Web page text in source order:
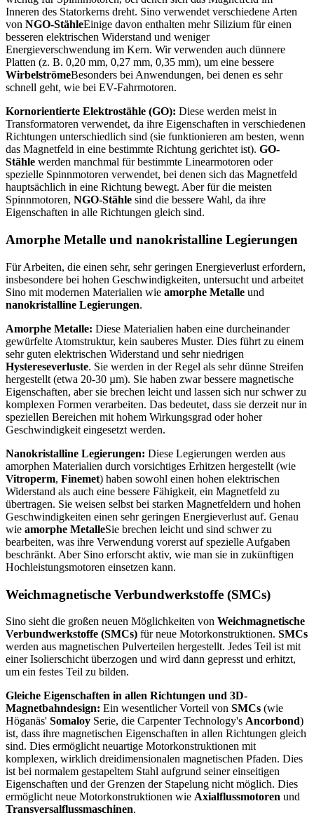
Inneren des Statorkerns dreht. Sino verwendet verschiedene Arten
von NGO-StähleEinige davon enthalten mehr Silizium für einen
besseren elektrischen Widerstand und weniger
Energieverschwendung im Kern. Wir verwenden auch dünnere
Platten (z. B. 0,20 mm, 0,27 mm, 0,35 mm), um eine bessere
WirbelströmeBesonders bei Anwendungen, bei denen es sehr
schnell geht, wie bei EV-Fahrmotoren.
Kornorientierte Elektrostähle (GO): Diese werden meist in
Transformatoren verwendet, da ihre Eigenschaften in verschiedenen
Richtungen unterschiedlich sind (sie funktionieren am besten, wenn
das Magnetfeld in eine bestimmte Richtung gerichtet ist). GO-
Stähle werden manchmal für bestimmte Linearmotoren oder
spezielle Spinnmotoren verwendet, bei denen sich das Magnetfeld
hauptsächlich in eine Richtung bewegt. Aber für die meisten
Spinnmotoren, NGO-Stähle sind die bessere Wahl, da ihre
Eigenschaften in alle Richtungen gleich sind.
Amorphe Metalle und nanokristalline Legierungen
Für Arbeiten, die einen sehr, sehr geringen Energieverlust erfordern,
insbesondere bei hohen Geschwindigkeiten, untersucht und arbeitet
Sino mit modernen Materialien wie amorphe Metalle und
nanokristalline Legierungen.
Amorphe Metalle: Diese Materialien haben eine durcheinander
gewürfelte Atomstruktur, kein sauberes Muster. Dies führt zu einem
sehr guten elektrischen Widerstand und sehr niedrigen
Hystereseverluste. Sie werden in der Regel als sehr dünne Streifen
hergestellt (etwa 20-30 µm). Sie haben zwar bessere magnetische
Eigenschaften, aber sie brechen leicht und lassen sich nur schwer zu
komplexen Formen verarbeiten. Das bedeutet, dass sie derzeit nur in
speziellen Bereichen mit hohem Wirkungsgrad oder hoher
Geschwindigkeit eingesetzt werden.
Nanokristalline Legierungen: Diese Legierungen werden aus
amorphen Materialien durch vorsichtiges Erhitzen hergestellt (wie
Vitroperm, Finemet) haben sowohl einen hohen elektrischen
Widerstand als auch eine bessere Fähigkeit, ein Magnetfeld zu
übertragen. Sie weisen selbst bei starken Magnetfeldern und hohen
Geschwindigkeiten einen sehr geringen Energieverlust auf. Genau
wie amorphe MetalleSie brechen leicht und sind schwer zu
bearbeiten, was ihre Verwendung vorerst auf spezielle Aufgaben
beschränkt. Aber Sino erforscht aktiv, wie man sie in zukünftigen
Hochleistungsmotoren einsetzen kann.
Weichmagnetische Verbundwerkstoffe (SMCs)
Sino sieht die großen neuen Möglichkeiten von Weichmagnetische
Verbundwerkstoffe (SMCs) für neue Motorkonstruktionen. SMCs
werden aus magnetischen Pulverteilen hergestellt. Jedes Teil ist mit
einer Isolierschicht überzogen und wird dann gepresst und erhitzt,
um ein festes Teil zu bilden.
Gleiche Eigenschaften in allen Richtungen und 3D-
Magnetbahndesign: Ein wesentlicher Vorteil von SMCs (wie
Höganäs' Somaloy Serie, die Carpenter Technology's Ancorbond)
ist, dass ihre magnetischen Eigenschaften in allen Richtungen gleich
sind. Dies ermöglicht neuartige Motorkonstruktionen mit
komplexen, wirklich dreidimensionalen magnetischen Pfaden. Dies
ist bei normalem gestapeltem Stahl aufgrund seiner einseitigen
Eigenschaften und der Grenzen der Stapelung nicht möglich. Dies
ermöglicht neue Motorkonstruktionen wie Axialflussmotoren und
Transversalflussmaschinen.